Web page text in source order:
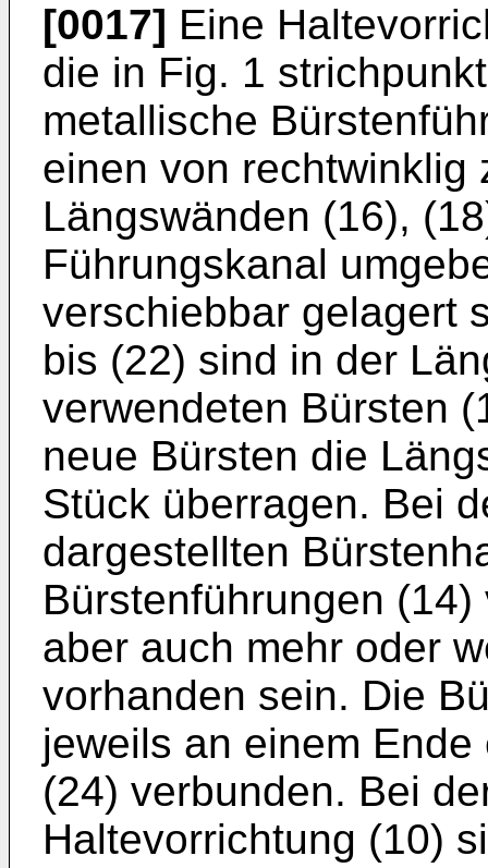
[0017] Eine
die in Fig. 1
metallische
einen von rechtwinklig
Längswänden (16),
Führungskanal
verschiebbar gelagert
bis (22) sind in der
verwendeten Bürsten
neue Bürsten die
Stück überragen. Bei
dargestellten
Bürstenführungen
aber auch mehr oder
vorhanden sein. Die
jeweils an einem
(24) verbunden. Bei
Haltevorrichtung (10)